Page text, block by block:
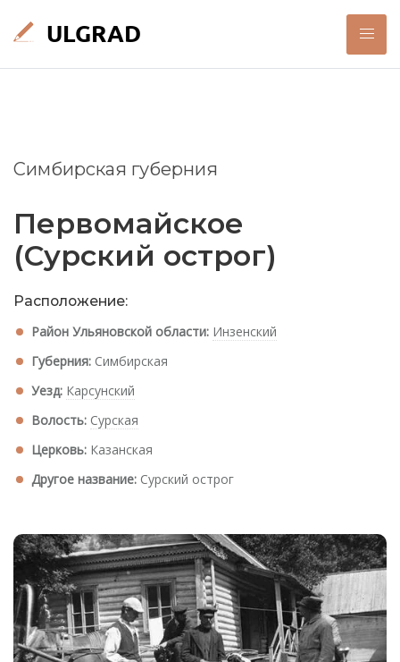
Симбирская губерния
Первомайское
(Сурский острог)
Расположение:
Район Ульяновской области: Инзенский
Губерния: Симбирская
Уезд: Карсунский
Волость: Сурская
Церковь: Казанская
Другое название: Сурский острог